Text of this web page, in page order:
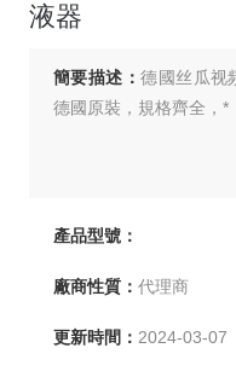
液器
簡要描述：德國丝瓜视
德國原裝，規格齊全，
產品型號：
廠商性質： 代理商
更新時間： 2024-03-07